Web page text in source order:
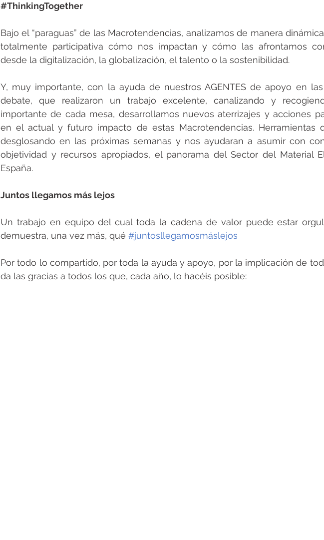
#ThinkingTogether
Bajo el “paraguas” de las Macrotendencias, analizamos de manera
totalmente participativa cómo nos impactan y cómo las afrontamos
desde la digitalización, la globalización, el talento o la sostenibilidad.
Y, muy importante, con la ayuda de nuestros AGENTES de apoyo en
debate, que realizaron un trabajo excelente, canalizando y
importante de cada mesa, desarrollamos nuevos aterrizajes y acciones
en el actual y futuro impacto de estas Macrotendencias. Herramientas
desglosando en las próximas semanas y nos ayudaran a asumir con
objetividad y recursos apropiados, el panorama del Sector del Material
España.
Juntos llegamos más lejos
Un trabajo en equipo del cual toda la cadena de valor puede estar
demuestra, una vez más, qué #juntosllegamosmáslejos
Por todo lo compartido, por toda la ayuda y apoyo, por la implicación de
da las gracias a todos los que, cada año, lo hacéis posible: